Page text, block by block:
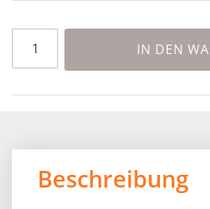
IN DEN
Beschreibung